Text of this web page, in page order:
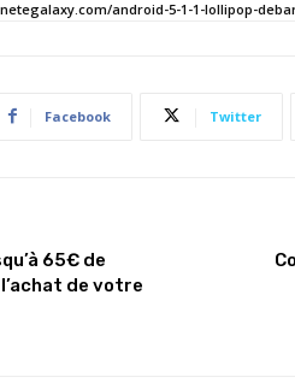
android-5-1-1-lollipop-
Facebook Twitter
65€ de
de votre